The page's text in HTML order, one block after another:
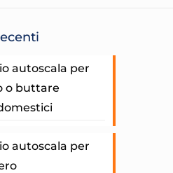
autoscala per
o buttare
autoscala per